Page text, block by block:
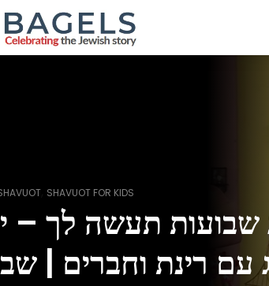
SHAVUOT FOR KIDS
שבועות תעשה לך –
עם רינת וחברים |